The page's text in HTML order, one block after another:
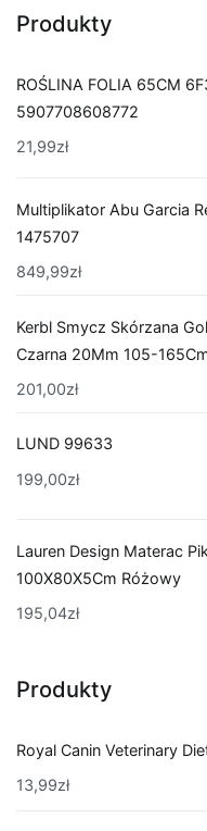
Produkty
ROŚLINA FOLIA 65CM
5907708608772
21,99zł
Multiplikator Abu Garcia
1475707
849,99zł
Kerbl Smycz Skórzana
Czarna 20Mm 105-
201,00zł
LUND 99633
199,00zł
Lauren Design Materac
100X80X5Cm Różowy
195,04zł
Produkty
Royal Canin Veterinary
13,99zł